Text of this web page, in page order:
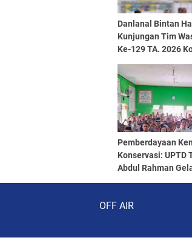
Danlanal Bintan
Kunjungan Tim
Ke-129 TA. 2026
Pemberdayaan
Konservasi: UPTD
Abdul Rahman
OFF AIR